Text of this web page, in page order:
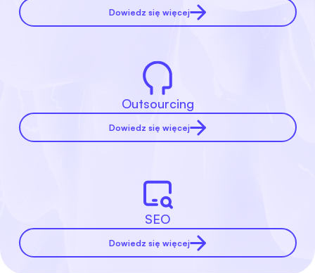
Dowiedz się więcej
Outsourcing
Dowiedz się więcej
SEO
Dowiedz się więcej